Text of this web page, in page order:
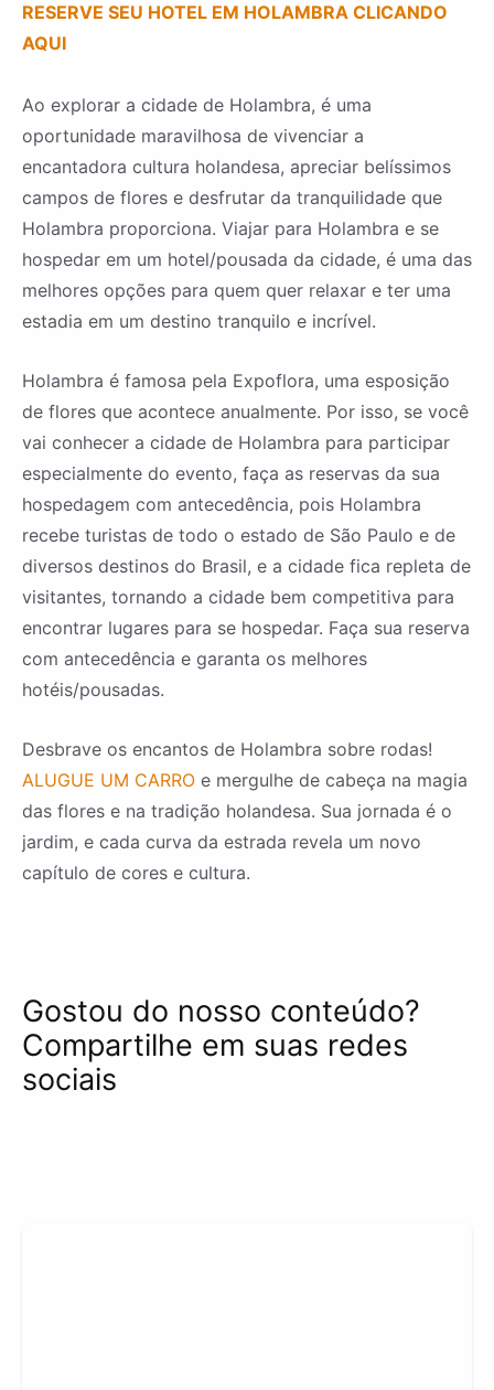
RESERVE SEU HOTEL EM HOLAMBRA CLICANDO
AQUI
Ao explorar a cidade de Holambra, é uma
oportunidade maravilhosa de vivenciar a
encantadora cultura holandesa, apreciar belíssimos
campos de flores e desfrutar da tranquilidade que
Holambra proporciona. Viajar para Holambra e se
hospedar em um hotel/pousada da cidade, é uma das
melhores opções para quem quer relaxar e ter uma
estadia em um destino tranquilo e incrível.
Holambra é famosa pela Expoflora, uma esposição
de flores que acontece anualmente. Por isso, se você
vai conhecer a cidade de Holambra para participar
especialmente do evento, faça as reservas da sua
hospedagem com antecedência, pois Holambra
recebe turistas de todo o estado de São Paulo e de
diversos destinos do Brasil, e a cidade fica repleta de
visitantes, tornando a cidade bem competitiva para
encontrar lugares para se hospedar. Faça sua reserva
com antecedência e garanta os melhores
hotéis/pousadas.
Desbrave os encantos de Holambra sobre rodas!
ALUGUE UM CARRO e mergulhe de cabeça na magia
das flores e na tradição holandesa. Sua jornada é o
jardim, e cada curva da estrada revela um novo
capítulo de cores e cultura.
Gostou do nosso conteúdo?
Compartilhe em suas redes
sociais